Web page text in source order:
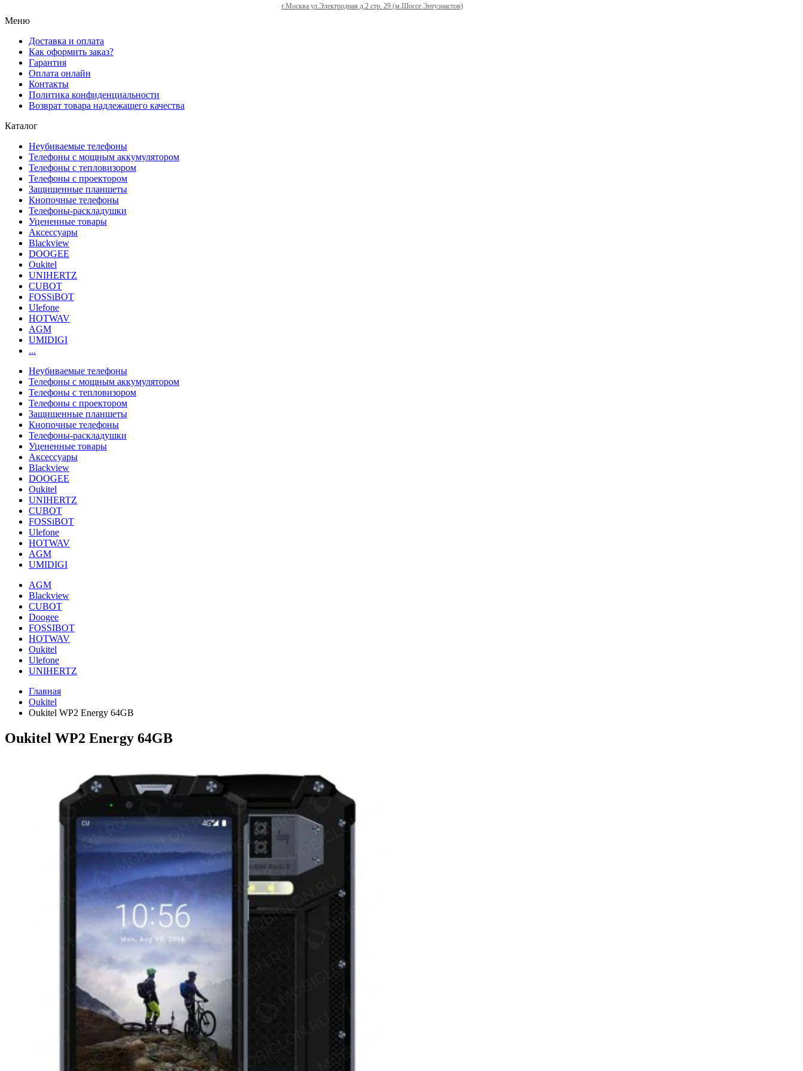
г.Москва ул.Электродная д.2 стр. 29 (м.Шоссе Энтузиастов)
Меню
Доставка и оплата
Как оформить заказ?
Гарантия
Оплата онлайн
Контакты
Политика конфиденциальности
Возврат товара надлежащего качества
Каталог
Неубиваемые телефоны
Телефоны с мощным аккумулятором
Телефоны с тепловизором
Телефоны с проектором
Защищенные планшеты
Кнопочные телефоны
Телефоны-раскладушки
Уцененные товары
Аксессуары
Blackview
DOOGEE
Oukitel
UNIHERTZ
CUBOT
FOSSiBOT
Ulefone
HOTWAV
AGM
UMIDIGI
...
Неубиваемые телефоны
Телефоны с мощным аккумулятором
Телефоны с тепловизором
Телефоны с проектором
Защищенные планшеты
Кнопочные телефоны
Телефоны-раскладушки
Уцененные товары
Аксессуары
Blackview
DOOGEE
Oukitel
UNIHERTZ
CUBOT
FOSSiBOT
Ulefone
HOTWAV
AGM
UMIDIGI
AGM
Blackview
CUBOT
Doogee
FOSSIBOT
HOTWAV
Oukitel
Ulefone
UNIHERTZ
Главная
Oukitel
Oukitel WP2 Energy 64GB
Oukitel WP2 Energy 64GB